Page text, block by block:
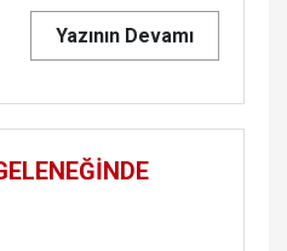
Yazının Devamı